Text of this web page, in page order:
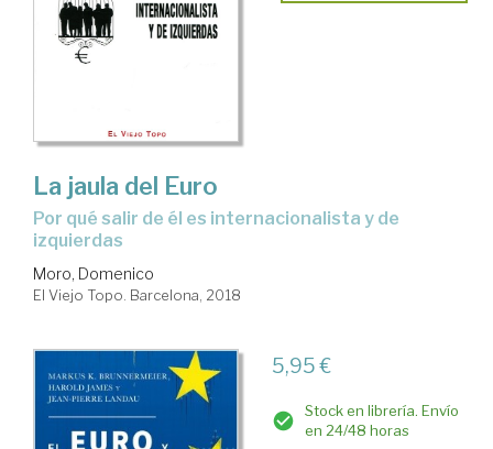
La jaula del Euro
por qué salir de él es internacionalista y de
izquierdas
Moro, Domenico
El Viejo Topo. Barcelona, 2018
5,95 €
Stock en librería. Envío
en 24/48 horas